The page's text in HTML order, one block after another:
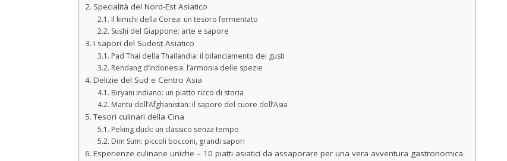
Specialità del Nord-Est Asiatico
Il kimchi della Corea: un tesoro fermentato
Sushi del Giappone: arte e sapore
I sapori del Sudest Asiatico
Pad Thai della Thailandia: il bilanciamento dei gusti
Rendang d’Indonesia: l’armonia delle spezie
Delizie del Sud e Centro Asia
Biryani indiano: un piatto ricco di storia
Mantu dell’Afghanistan: il sapore del cuore dell’Asia
Tesori culinari della Cina
Peking duck: un classico senza tempo
Dim Sum: piccoli bocconi, grandi sapori
Esperienze culinarie uniche – 10 piatti asiatici da assaporare per una vera avventura gastronomica